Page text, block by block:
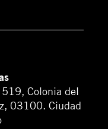
Colonia del
03100. Ciudad